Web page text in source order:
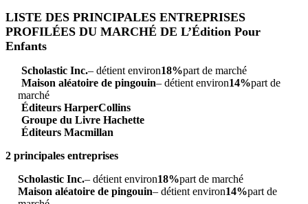
LISTE DES PRINCIPALES ENTREPRISES
PROFILÉES DU MARCHÉ DE L’Édition Pour
Enfants
Scholastic Inc.– détient environ18%part de marché
Maison aléatoire de pingouin– détient environ14%part de
marché
Éditeurs HarperCollins
Groupe du Livre Hachette
Éditeurs Macmillan
2 principales entreprises
Scholastic Inc.– détient environ18%part de marché
Maison aléatoire de pingouin– détient environ14%part de